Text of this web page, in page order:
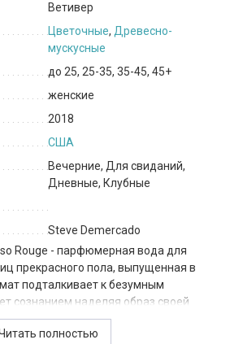
Ветивер
Цветочные, Древесно-
мускусные
до 25, 25-35, 35-45, 45+
женские
2018
США
Вечерние, Для свиданий,
Дневные, Клубные
Steve Demercado
Rouge - парфюмерная вода для
прекрасного пола, выпущенная в
подталкивает к безумным
сознанием наделяя образ своей
и страстью. Композиция
ношения и принадлежит к
полностью